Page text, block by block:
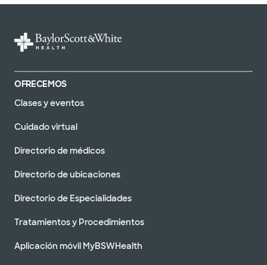
OFRECEMOS
Clases y eventos
Cuidado virtual
Directorio de médicos
Directorio de ubicaciones
Directorio de Especialidades
Tratamientos y Procedimientos
Aplicación móvil MyBSWHealth